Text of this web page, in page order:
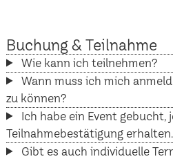
Buchung & Teilnahme
Wie kann ich teilnehmen?
Wann muss ich mich
zu können?
Ich habe ein Event gebucht,
Teilnahmebestätigung
Gibt es auch individuelle